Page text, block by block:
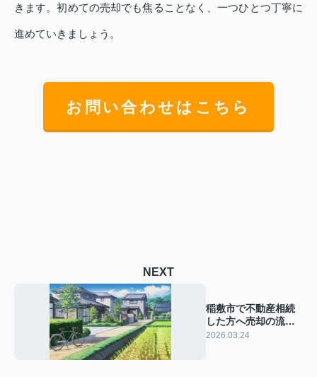
きます。初めての売却でも焦ることなく、一つひとつ丁寧に
進めていきましょう。
お問い合わせはこちら
NEXT
稲敷市で不動産相続
した方へ売却の流れ
は？相続税や手続き
2026.03.24